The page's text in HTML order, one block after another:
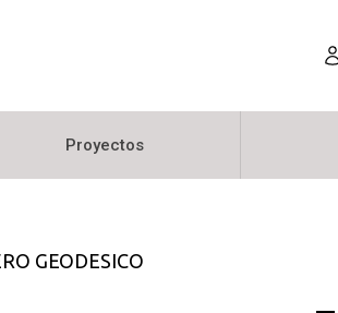
Proyectos
GEODESICO